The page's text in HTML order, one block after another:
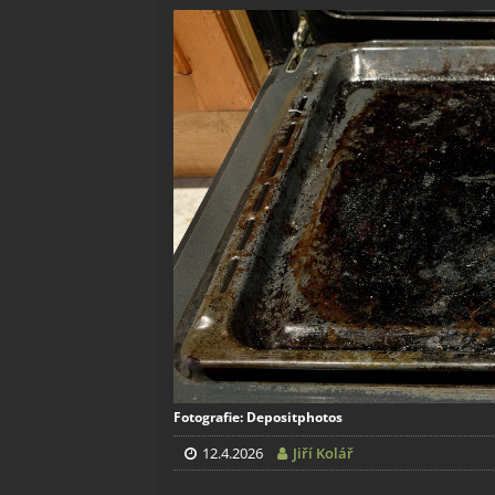
Fotografie: Depositphotos
12.4.2026 Jiří Kolář